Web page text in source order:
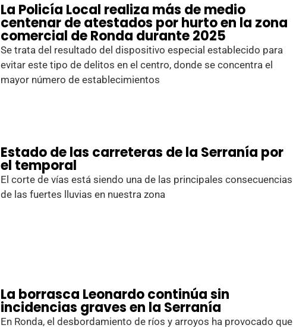
La Policía Local realiza más de medio
centenar de atestados por hurto en la zona
comercial de Ronda durante 2025
Se trata del resultado del dispositivo especial establecido para
evitar este tipo de delitos en el centro, donde se concentra el
mayor número de establecimientos
Estado de las carreteras de la Serranía por
el temporal
El corte de vías está siendo una de las principales consecuencias
de las fuertes lluvias en nuestra zona
La borrasca Leonardo continúa sin
incidencias graves en la Serranía
En Ronda, el desbordamiento de ríos y arroyos ha provocado que